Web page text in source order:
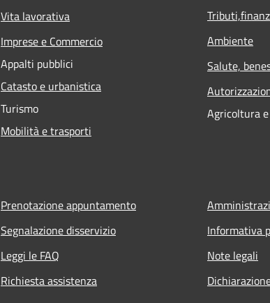
Vita lavorativa
Imprese e Commercio
Appalti pubblici
Catasto e urbanistica
Turismo
Mobilità e trasporti
Ambiente
Salute,
Agricoltura
Prenotazione appuntamento
Segnalazione disservizio
Leggi le FAQ
Richiesta assistenza
Informativa
Note legali